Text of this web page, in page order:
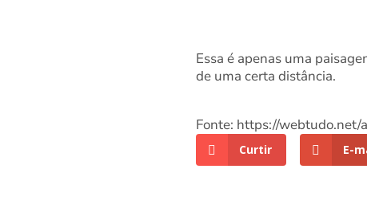
Essa é apenas uma
de uma certa distância.
Fonte: https://
Curtir E-